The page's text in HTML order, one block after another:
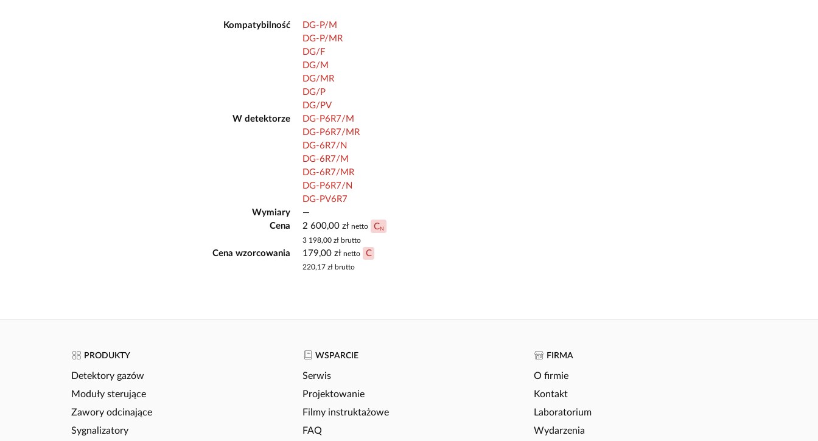
Kompatybilność
DG-P/M
DG-P/MR
DG/F
DG/M
DG/MR
DG/P
DG/PV
W detektorze
DG-P6R7/M
DG-P6R7/MR
DG-6R7/N
DG-6R7/M
DG-6R7/MR
DG-P6R7/N
DG-PV6R7
Wymiary
—
Cena
2 600,00 zł netto CN
3 198,00 zł brutto
Cena wzorcowania 179,00 zł netto C
220,17 zł brutto
PRODUKTY
Detektory gazów
Moduły sterujące
Zawory odcinające
Sygnalizatory
WSPARCIE
Serwis
Projektowanie
Filmy instruktażowe
FAQ
FIRMA
O firmie
Kontakt
Laboratorium
Wydarzenia